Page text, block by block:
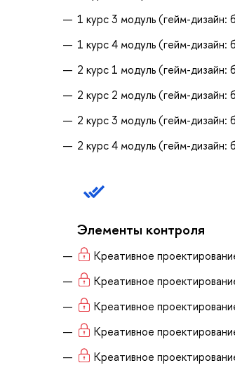
1 курс 3 модуль (гейм-дизайн:
1 курс 4 модуль (гейм-дизайн:
2 курс 1 модуль (гейм-дизайн:
2 курс 2 модуль (гейм-дизайн:
2 курс 3 модуль (гейм-дизайн:
2 курс 4 модуль (гейм-дизайн:
Элементы контроля
Креативное
Креативное
Креативное
Креативное
Креативное